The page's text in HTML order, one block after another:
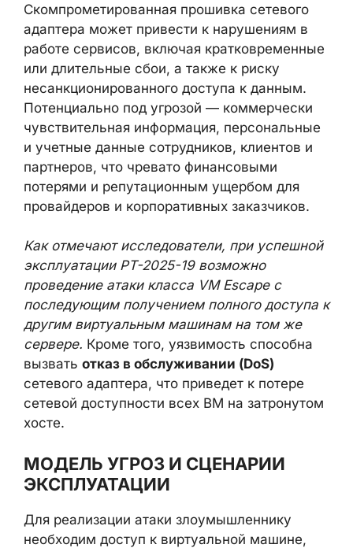
Скомпрометированная прошивка сетевого
адаптера может привести к нарушениям в
работе сервисов, включая кратковременные
или длительные сбои, а также к риску
несанкционированного доступа к данным.
Потенциально под угрозой — коммерчески
чувствительная информация, персональные
и учетные данные сотрудников, клиентов и
партнеров, что чревато финансовыми
потерями и репутационным ущербом для
провайдеров и корпоративных заказчиков.
Как отмечают исследователи, при успешной
эксплуатации PT-2025-19 возможно
проведение атаки класса VM Escape с
последующим получением полного доступа к
другим виртуальным машинам на том же
сервере. Кроме того, уязвимость способна
вызвать отказ в обслуживании (DoS)
сетевого адаптера, что приведет к потере
сетевой доступности всех ВМ на затронутом
хосте.
МОДЕЛЬ УГРОЗ И СЦЕНАРИИ
ЭКСПЛУАТАЦИИ
Для реализации атаки злоумышленнику
необходим доступ к виртуальной машине,